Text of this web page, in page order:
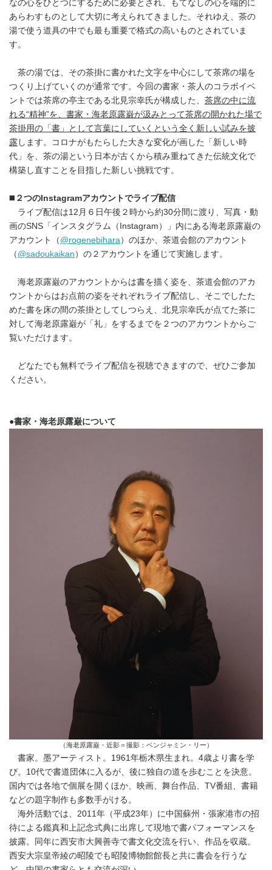
なの心をひとつにするために必要とされ、もてなしの心を端的に
あらわすものとして大切に考えられてきました。それゆえ、茶の
湯で使う道具の中でも最も重要で格式の高いものとされていま
す。
茶の湯では、その茶掛に書かれた文字を中心にして茶席の場を
つくり上げていくのが通常です。今回の書家・茶人のコラボイベ
ントでは茶席の亭主である北見宗幸氏が構成した、 茶席の中に流
れる“精神”を、書家・海老原露巌が汲みとって茶席の開かれた場で
茶掛用の「書」として言葉にしていくという全く新しい試みを披
露 します。コロナがもたらした大きな変化が画した「新しい時
代」を、茶の湯という日本が古くから積み重ねてきた伝統文化で
構築し直すことを目指した新しい挑戦です。
◼️ ２つのInstagramアカウントでライブ配信
ライブ配信は12月６日午後２時から約30分間に渡り、写真・動
画のSNS「インスタグラム（Instagram）」内にある海老原露巌の
アカウント（ @rogenebihara ）のほか、茶道会館のアカウント
（ @sadoukaikan ）の２アカウントを通じて実施します。
海老原露巌のアカウントからは書を描く姿を、茶道会館のアカ
ウントからはお点前の姿をそれぞれライブ配信し、そこでしたた
めた書を床の間の茶掛としてしつらえ、北見宗幸氏が点てた茶に
対して海老原露巌が「礼」をするまでを２つのアカウントからご
覧いただけます。
どなたでも無料でライブ配信を視聴できますので、ぜひご参加
ください。
●書家・海老原露巌について
（海老原露巌・近影＝撮影：ベンジャミン・リー）
書家。墨アーティスト。1961年栃木県生まれ。4歳より書を学
び。10代で書道団体に入るが、後に独自の道を歩むことを決意。
国内では各地で個展を開くほか、映画、舞台作品、TV番組、書籍
などの題字制作も多数手がける。
海外活動では、2011年（平成23年）に中国蘇州・張家港市の招
待による鑑真和上記念式典に出席して現地で書パフォーマンスを
披露。同年に西安市大興善寺で書文化交流を行い、作品を収蔵。
西安大宗皇帝綾の昭陵でも昭陵博物館館長と共に書会を行うな